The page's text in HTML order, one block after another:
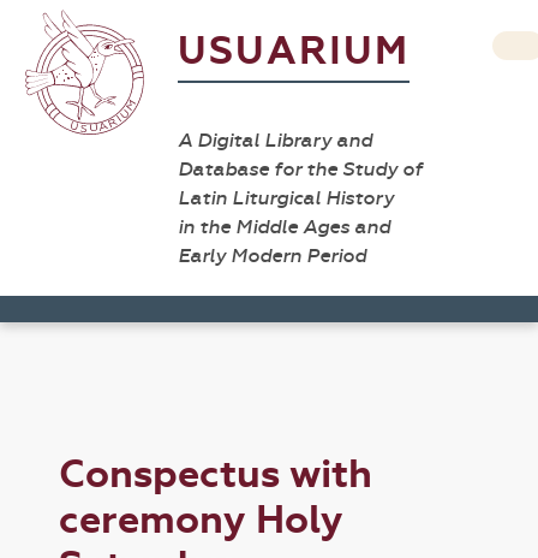
USUARIUM
A Digital Library and
Database for the Study of
Latin Liturgical History
in the Middle Ages and
Early Modern Period
Conspectus with
ceremony Holy